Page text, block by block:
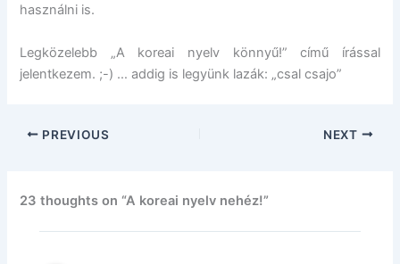
használni is.
Legközelebb „A koreai nyelv könnyű!” című írással
jelentkezem. ;-) … addig is legyünk lazák: „csal csajo”
PREVIOUS NEXT
23 thoughts on “A koreai nyelv nehéz!”